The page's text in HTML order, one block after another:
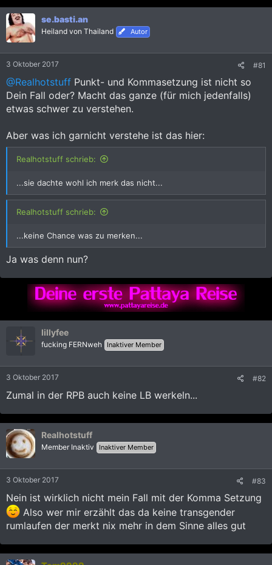
se.basti.an
Heiland von Thailand Autor
3 Oktober 2017 #81
@Realhotstuff Punkt- und Kommasetzung ist nicht so
Dein Fall oder? Macht das ganze (für mich jedenfalls)
etwas schwer zu verstehen.
Aber was ich garnicht verstehe ist das hier:
Realhotstuff schrieb:
...sie dachte wohl ich merk das nicht...
Realhotstuff schrieb:
...keine Chance was zu merken...
Ja was denn nun?
lillyfee
fucking FERNweh Inaktiver Member
3 Oktober 2017 #82
Zumal in der RPB auch keine LB werkeln...
Realhotstuff
Member Inaktiv Inaktiver Member
3 Oktober 2017 #83
Nein ist wirklich nicht mein Fall mit der Komma Setzung
Also wer mir erzählt das da keine transgender
rumlaufen der merkt nix mehr in dem Sinne alles gut